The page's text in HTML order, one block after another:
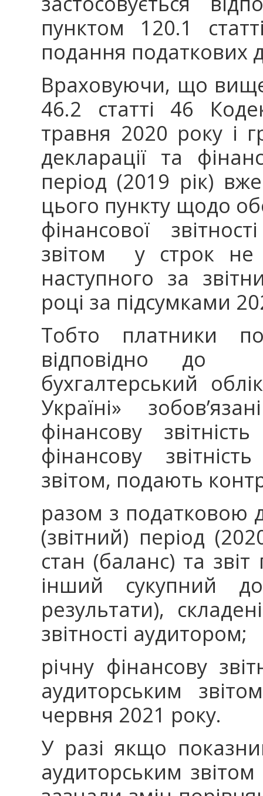
пунктом 120.1
подання податкових
Враховуючи, що
46.2 статті 46
травня 2020 року і
декларації та
період (2019 рік)
цього пункту щодо
фінансової
звітом у строк не
наступного за
році за підсумками
Тобто платники
відповідно до
бухгалтерський
Україні»
фінансову
фінансову
звітом, подають
разом з податковою
(звітний) період
стан (баланс) та
інший сукупний
результати),
звітності аудитором;
річну фінансову
аудиторським
червня 2021 року.
У разі якщо
аудиторським звітом